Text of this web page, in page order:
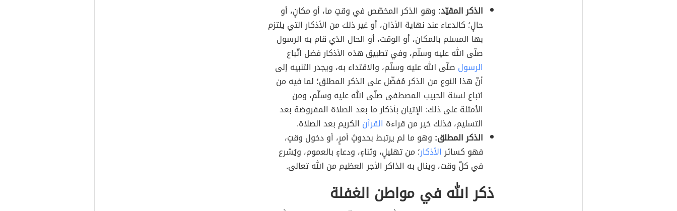
الذكر المقيّد: وهو الذكر المخصّص في وقتٍ ما، أو مكانٍ، أو
حالٍ؛ كالدعاء عند نهاية الأذان، أو غير ذلك من الأذكار التي يلتزم
بها المسلم بالمكان، أو الوقت، أو الحال الذي قام به الرسول
صلّى الله عليه وسلّم، وفي تطبيق هذه الأذكار فضل اتّباع
الرسول صلّى الله عليه وسلّم، والاقتداء به، ويجدر التنبيه إلى
أنّ هذا النوع من الذكر مُفضّل على الذكر المطلق؛ لما فيه من
اتباع لسنة الحبيب المصطفى صلّى الله عليه وسلّم، ومن
الأمثلة على ذلك: الإتيان بأذكار ما بعد الصلاة المفروضة بعد
التسليم، فذلك خير من قراءة القرآن الكريم بعد الصلاة.
الذكر المطلق: وهو ما لم يرتبط بحدوثٍ أمرٍ، أو دخول وقتٍ،
فهو كسائرالأذكار؛ من تهليلٍ، وثناءٍ، ودعاءٍ بالعموم، ويُشرع
في كلّ وقت، وينال به الذاكر الأجر العظيم من الله تعالى.
ذكر الله في مواطن الغفلة